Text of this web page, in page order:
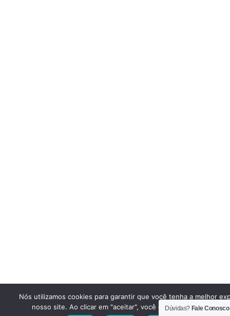
Dúvidas? Fale Conosco
Nós utilizamos cookies para garantir que você tenha a melhor
nosso site. Ao clicar em "aceitar", você concorda em utilizar